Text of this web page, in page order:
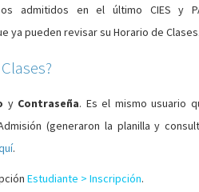
admitidos en el último CIES y
ya pueden revisar su Horario de Clases.
y Contraseña. Es el mismo usuario
(generaron la planilla y
.
Estudiante > Inscripción.